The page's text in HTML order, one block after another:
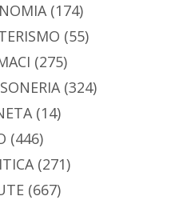
(174)
(55)
(275)
(324)
(14)
(446)
(271)
(667)